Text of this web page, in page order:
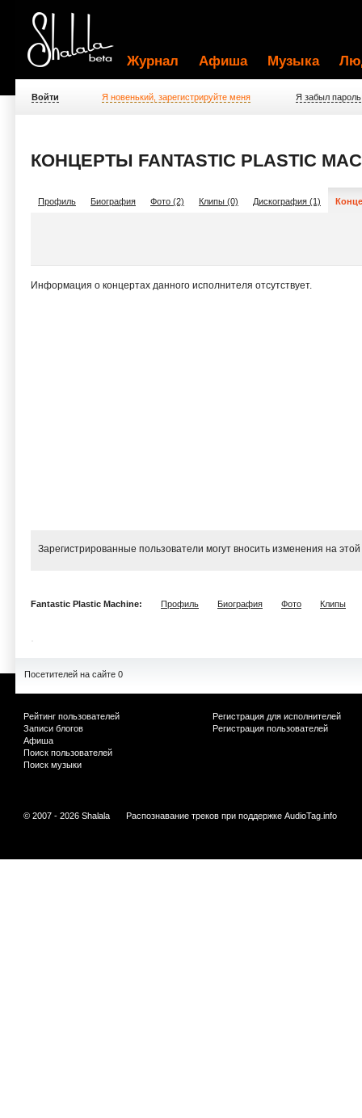
Журнал Афиша Музыка
Войти Я новенький, зарегистрируйте меня Я забыл пароль
КОНЦЕРТЫ FANTASTIC PLASTIC
Профиль Биография Фото (2) Клипы (0) Дискография (1)
Информация о концертах данного исполнителя отсутствует.
Зарегистрированные пользователи могут вносить изменения на
Fantastic Plastic Machine: Профиль Биография Фото Клипы
Посетителей на сайте 0
Рейтинг пользователей
Записи блогов
Афиша
Поиск пользователей
Поиск музыки
Регистрация для исполнителей
Регистрация пользователей
© 2007 - 2026 Shalala Распознавание треков при поддержке AudioTag.info